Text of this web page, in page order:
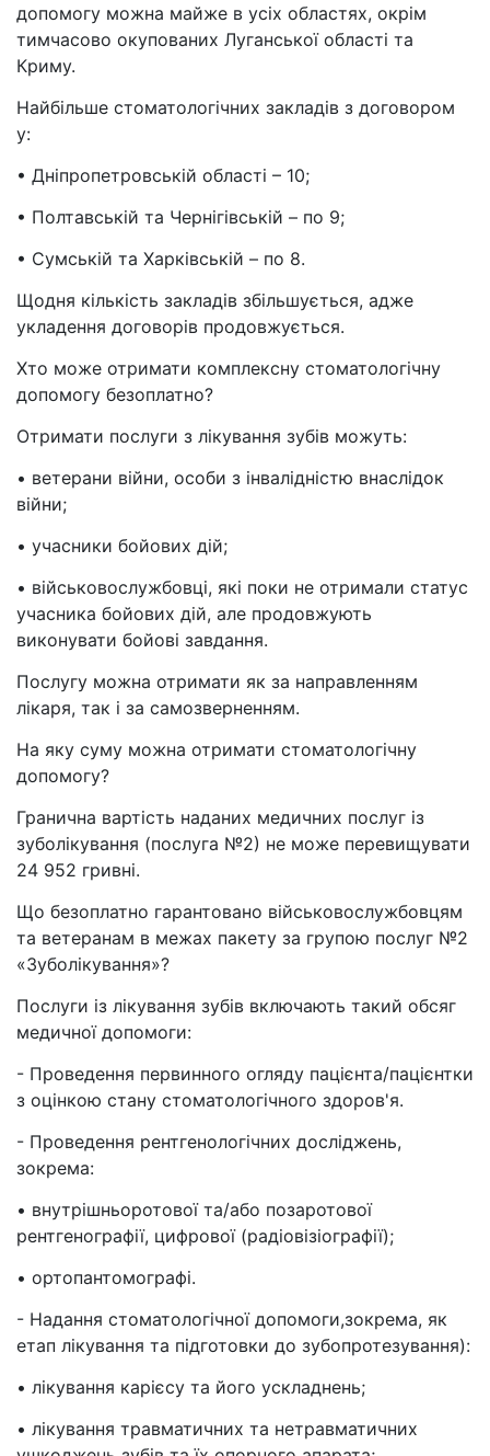
допомогу можна майже в усіх областях, окрім
тимчасово окупованих Луганської області та
Криму.
Найбільше стоматологічних закладів з договором
у:
• Дніпропетровській області – 10;
• Полтавській та Чернігівській – по 9;
• Сумській та Харківській – по 8.
Щодня кількість закладів збільшується, адже
укладення договорів продовжується.
Хто може отримати комплексну стоматологічну
допомогу безоплатно?
Отримати послуги з лікування зубів можуть:
• ветерани війни, особи з інвалідністю внаслідок
війни;
• учасники бойових дій;
• військовослужбовці, які поки не отримали статус
учасника бойових дій, але продовжують
виконувати бойові завдання.
Послугу можна отримати як за направленням
лікаря, так і за самозверненням.
На яку суму можна отримати стоматологічну
допомогу?
Гранична вартість наданих медичних послуг із
зуболікування (послуга №2) не може перевищувати
24 952 гривні.
Що безоплатно гарантовано військовослужбовцям
та ветеранам в межах пакету за групою послуг №2
«Зуболікування»?
Послуги із лікування зубів включають такий обсяг
медичної допомоги:
- Проведення первинного огляду пацієнта/пацієнтки
з оцінкою стану стоматологічного здоров'я.
- Проведення рентгенологічних досліджень,
зокрема:
• внутрішньоротової та/або позаротової
рентгенографії, цифрової (радіовізіографії);
• ортопантомографі.
- Надання стоматологічної допомоги,зокрема, як
етап лікування та підготовки до зубопротезування):
• лікування карієсу та його ускладнень;
• лікування травматичних та нетравматичних